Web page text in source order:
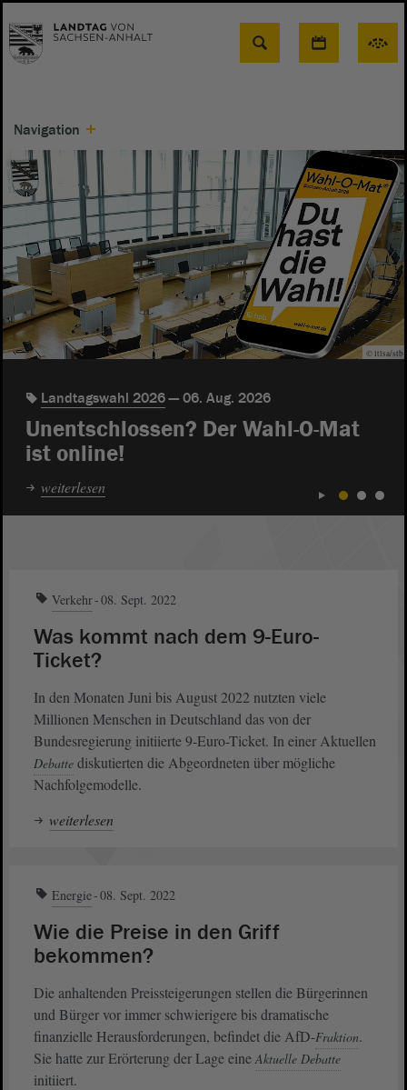
Suche
Navigation
© ltlsa/stb
Landtagswahl 2026 06. Aug. 2026
Unentschlossen? Der Wahl-O-Mat
ist online!
weiterlesen
Verkehr 08. Sept. 2022
Was kommt nach dem 9-Euro-
Ticket?
In den Monaten Juni bis August 2022 nutzten viele
Millionen Menschen in Deutschland das von der
Bundesregierung initiierte 9-Euro-Ticket. In einer Aktuellen
Debatte diskutierten die Abgeordneten über mögliche
Nachfolgemodelle.
weiterlesen
Energie 08. Sept. 2022
Wie die Preise in den Griff
bekommen?
Die anhaltenden Preissteigerungen stellen die Bürgerinnen
und Bürger vor immer schwierigere bis dramatische
finanzielle Herausforderungen, befindet die AfD-Fraktion.
Sie hatte zur Erörterung der Lage eine Aktuelle Debatte
initiiert.